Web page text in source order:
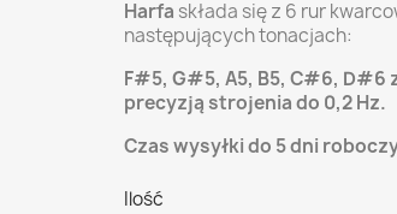
Harfa składa się z 6 rur
następujących tonacjach:
F#5, G#5, A5, B5, C#6, D#6
precyzją strojenia do 0,2 Hz.
Czas wysyłki do 5 dni
Ilość